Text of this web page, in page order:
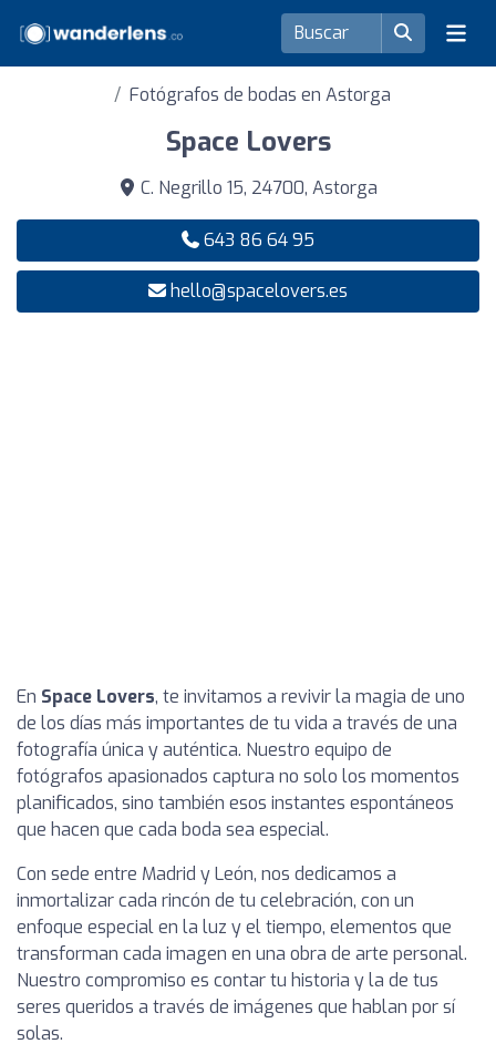
Fotógrafos de bodas en Astorga
Space Lovers
C. Negrillo 15, 24700, Astorga
643 86 64 95
hello@spacelovers.es
En Space Lovers, te invitamos a revivir la magia de uno
de los días más importantes de tu vida a través de una
fotografía única y auténtica. Nuestro equipo de
fotógrafos apasionados captura no solo los momentos
planificados, sino también esos instantes espontáneos
que hacen que cada boda sea especial.
Con sede entre Madrid y León, nos dedicamos a
inmortalizar cada rincón de tu celebración, con un
enfoque especial en la luz y el tiempo, elementos que
transforman cada imagen en una obra de arte personal.
Nuestro compromiso es contar tu historia y la de tus
seres queridos a través de imágenes que hablan por sí
solas.